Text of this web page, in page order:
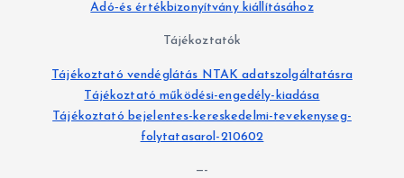
Adó‐és értékbizonyítvány kiállításához
Tájékoztatók
Tájékoztató vendéglátás NTAK adatszolgáltatásra
Tájékoztató működési-engedély-kiadása
Tájékoztató bejelentes-kereskedelmi-tevekenyseg-
folytatasarol-210602
—-